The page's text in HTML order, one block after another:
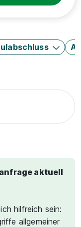
aktuell
hilfreich sein:
allgemeiner